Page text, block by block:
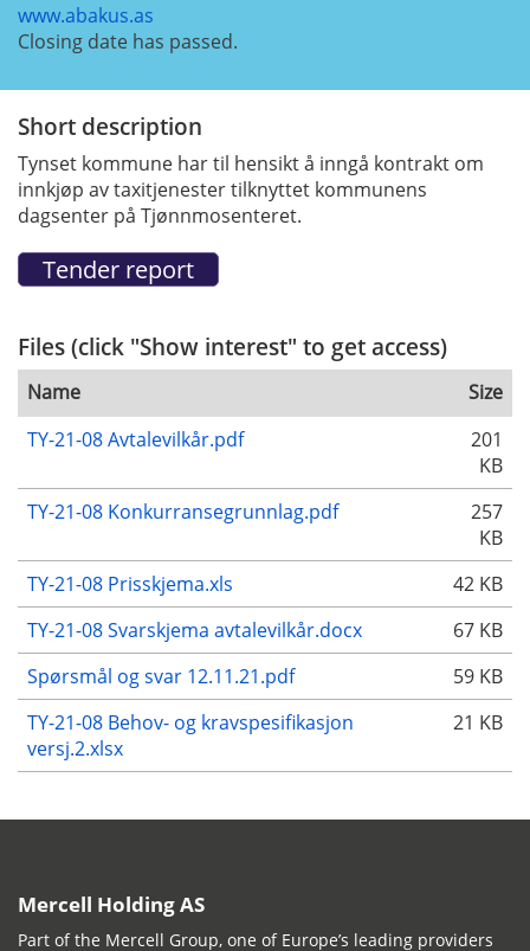
www.abakus.as
Closing date has passed.
Short description
Tynset kommune har til hensikt å inngå kontrakt om
innkjøp av taxitjenester tilknyttet kommunens
dagsenter på Tjønnmosenteret.
Files (click "Show interest" to get access)
Name
Size
TY-21-08 Avtalevilkår.pdf
201
KB
TY-21-08 Konkurransegrunnlag.pdf
257
KB
TY-21-08 Prisskjema.xls
42 KB
TY-21-08 Svarskjema avtalevilkår.docx
67 KB
Spørsmål og svar 12.11.21.pdf
59 KB
TY-21-08 Behov- og kravspesifikasjon
versj.2.xlsx
21 KB
Mercell Holding AS
Part of the Mercell Group, one of Europe’s leading providers